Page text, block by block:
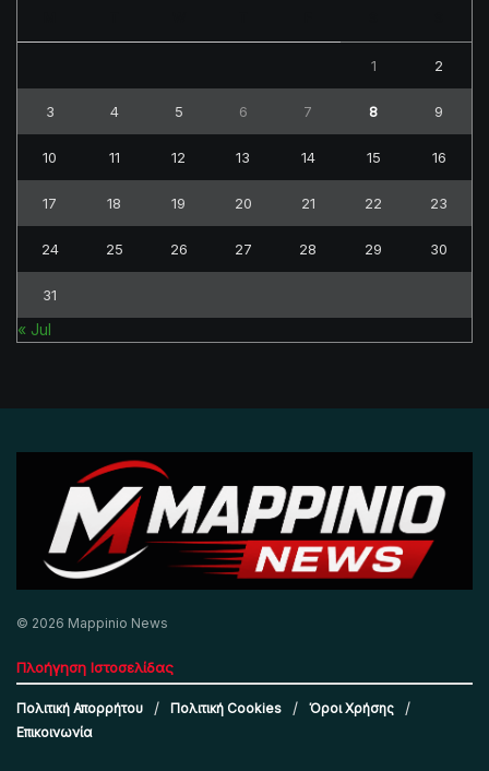
1 2
3 4 5 6 7 8 9
10 11 12 13 14 15 16
17 18 19 20 21 22 23
24 25 26 27 28 29 30
31
« Jul
© 2026 Mappinio News
Πλοήγηση Ιστοσελίδας
Πολιτική Απορρήτου Πολιτική Cookies
Όροι Χρήσης
Επικοινωνία